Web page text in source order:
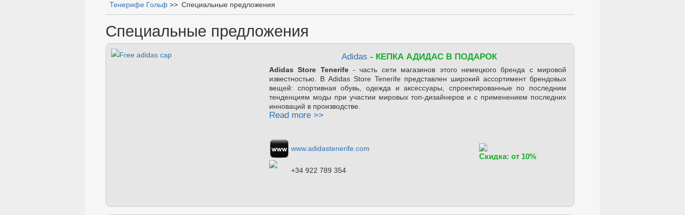
Тенерифе Гольф >> Специальные предложения
Специальные предложения
Adidas - КЕПКА АДИДАС В ПОДАРОК
Adidas Store Tenerife- часть сети магазинов этого немецкого бренда с мировой
известностью. В Adidas Store Tenerife представлен широкий ассортимент брендовых
вещей: спортивная обувь, одежда и аксессуары, спроектированные по последним
тенденциям моды при участии мировых топ-дизайнеров и с применением последних
инноваций в производстве.
Read more >>
www.adidastenerife.com
+34 922 789 354
Скидка: от 10%